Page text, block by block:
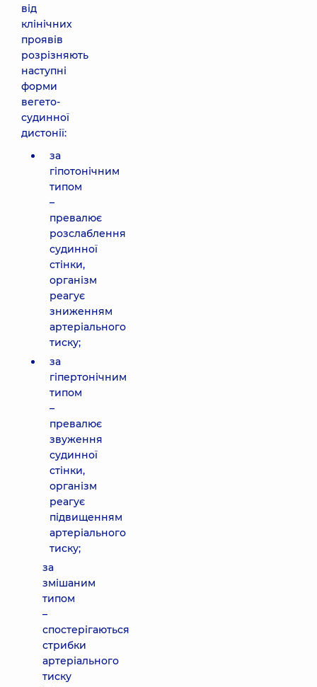
від
клінічних
проявів
розрізняють
наступні
форми
вегето-
судинної
дистонії:
за
гіпотонічним
типом
–
превалює
розслаблення
судинної
стінки,
організм
реагує
зниженням
артеріального
тиску;
за
гіпертонічним
типом
–
превалює
звуження
судинної
стінки,
організм
реагує
підвищенням
артеріального
тиску;
за
змішаним
типом
–
спостерігаються
стрибки
артеріального
тиску